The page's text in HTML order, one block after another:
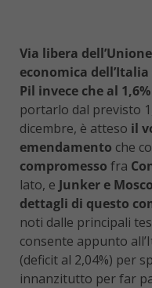
Via libera
economica
Pil invece che al 1,6%
portarlo dal previsto
dicembre, è atteso il
emendamento che
compromesso fra
lato, e Junker e
dettagli di questo
noti dalle principali
consente appunto
(deficit al 2,04%) per
innanzitutto per far